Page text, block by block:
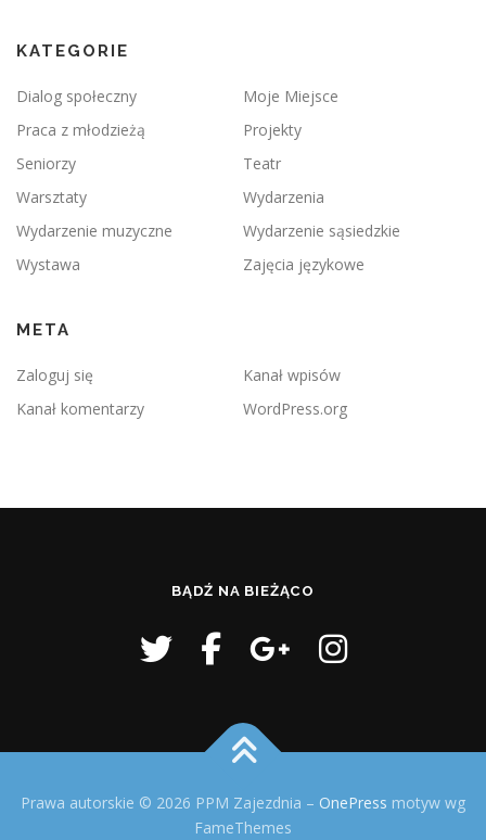
KATEGORIE
Dialog społeczny
Moje Miejsce
Praca z młodzieżą
Projekty
Seniorzy
Teatr
Warsztaty
Wydarzenia
Wydarzenie muzyczne
Wydarzenie sąsiedzkie
Wystawa
Zajęcia językowe
META
Zaloguj się
Kanał wpisów
Kanał komentarzy
WordPress.org
BĄDŹ NA BIEŻĄCO
Prawa autorskie © 2026 PPM Zajezdnia – OnePress motyw wg
FameThemes